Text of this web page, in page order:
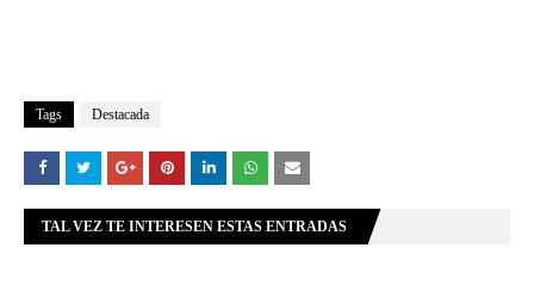
Tags Destacada
TAL VEZ TE INTERESEN ESTAS ENTRADAS